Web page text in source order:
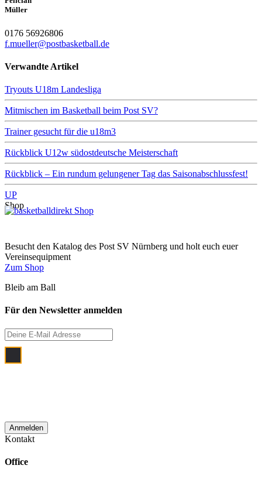
Müller
0176 56926806
f.mueller@postbasketball.de
Verwandte Artikel
Tryouts U18m Landesliga
Mitmischen im Basketball beim Post SV?
Trainer gesucht für die u18m3
Rückblick U12w südostdeutsche Meisterschaft
Rückblick – Ein rundum gelungener Tag das Saisonabschlussfest!
UP
Shop
Besucht den Katalog des Post SV Nürnberg und holt euch euer
Vereinsequipment
Zum Shop
Bleib am Ball
Für den Newsletter anmelden
Kontakt
Office